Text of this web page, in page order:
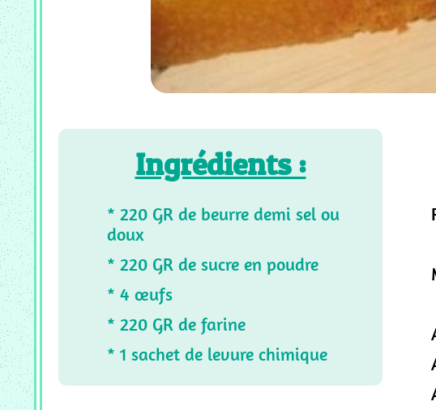
CF
_
RECETTES
SUCREES
CF
_
RECETTE
SALEES
Tous
Les
Articles
Ingrédients :
* 220 GR de beurre demi sel ou
doux
* 220 GR de sucre en poudre
* 4 œufs
* 220 GR de farine
* 1 sachet de levure chimique